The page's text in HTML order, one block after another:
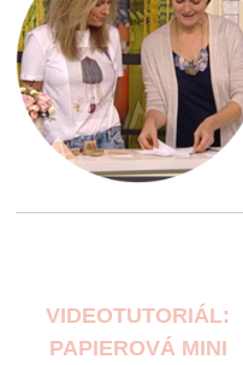
VIDEOTUTORIÁL:
PAPIEROVÁ MINI